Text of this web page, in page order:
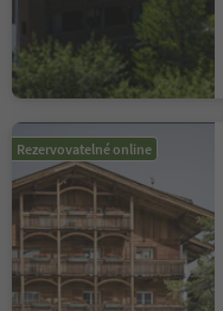
Rezervovatelné online